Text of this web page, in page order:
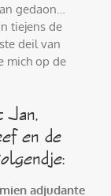
gedaon…
tiejens de
deil van
mich op de
Jan,
en de
adjudante